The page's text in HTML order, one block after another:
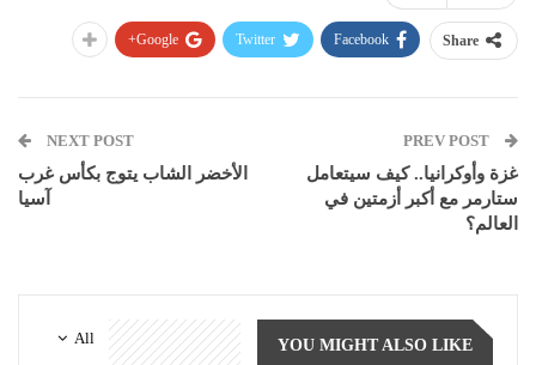
Share
Facebook
Twitter
Google+
غزة وأوكرانيا.. كيف سيتعامل
ستارمر مع أكبر أزمتين في
العالم؟
NEXT POST
الأخضر الشاب يتوج بكأس غرب
آسيا
All YOU MIGHT ALSO LIKE